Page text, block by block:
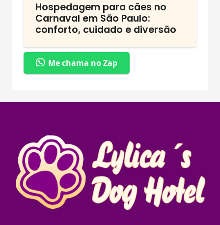
Hospedagem para cães no
Carnaval em São Paulo:
conforto, cuidado e diversão
Me chama no Zap